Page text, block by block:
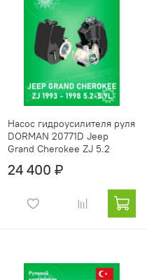
Насос гидроусилителя руля
DORMAN 20771D Jeep
Grand Cherokee ZJ 5.2
24 400 ₽